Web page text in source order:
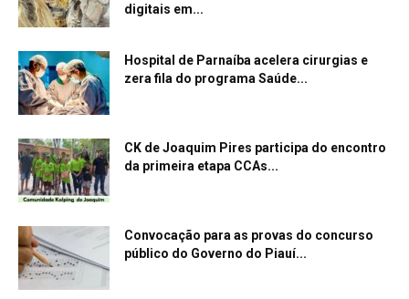
digitais em...
Hospital de Parnaíba acelera cirurgias e
zera fila do programa Saúde...
CK de Joaquim Pires participa do encontro
da primeira etapa CCAs...
Convocação para as provas do concurso
público do Governo do Piauí...